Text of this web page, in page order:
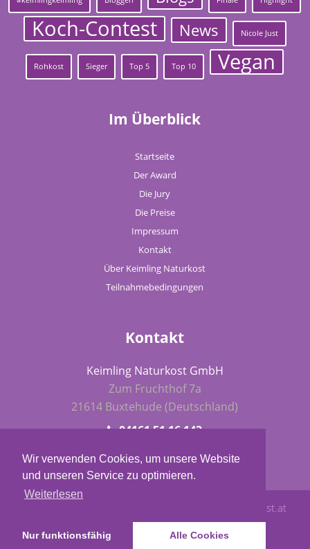
Wir verwenden Cookies, um unsere Website
und unseren Service zu optimieren.
Weiterlesen
Nur funktionsfähig Alle Cookies
Koch-Contest News Nicole Just
Rohkost Sieger Top 5 Top 10 Vegan
Im Überblick
Startseite
Der Award
Die Jury
Die Preise
Impressum
Kontakt
Über Keimling Naturkost
Teilnahmebedingungen
Kontakt
Keimling Naturkost GmbH
Zum Fruchthof 7a
21614 Buxtehude (Deutschland)
04161 51 16 143
www.rohkost.at
Impressum Datenschutz Cookie-Richtlinie (EU)